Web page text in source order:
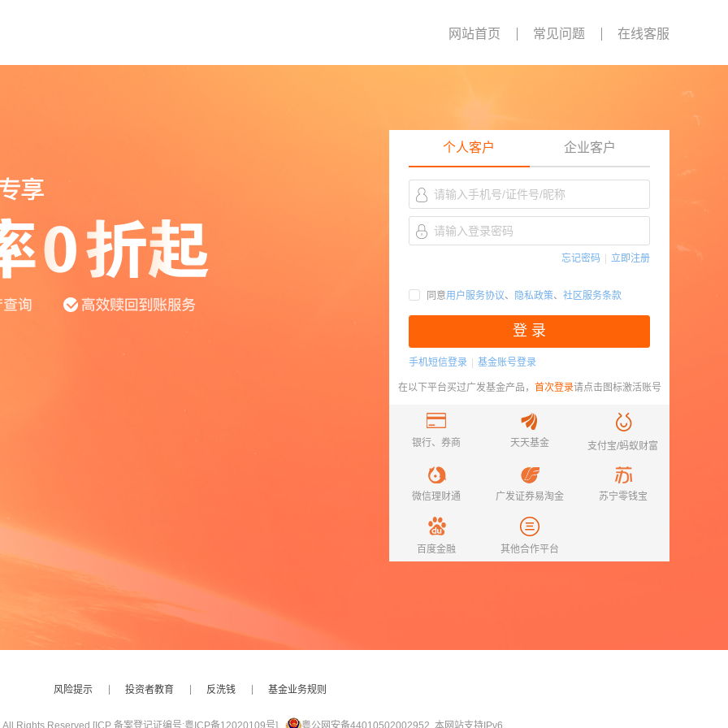
网站首页 常见问题 在线客服
个人客户 企业客户
立即注册
忘记密码
同意用户服务协议、 隐私政策、 社区服务条款
登 录
手机短信登录 基金账号登录
在以下平台买过广发基金产品， 首次登录请点击图标激活账号
银行、券商 天天基金 支付宝/蚂蚁财富
微信理财通 广发证券易淘金 苏宁零钱宝
百度金融 其他合作平台
风险提示 投资者教育 反洗钱 基金业务规则
Rights Reserved. [ICP 备案登记证编号:粤ICP备12020109号] 粤公网安备44010502002952 本网站支持IPv6